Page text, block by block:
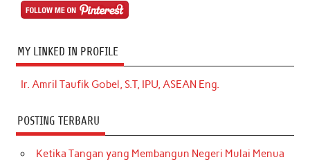
MY LINKED IN PROFILE
Ir. Amril Taufik Gobel, S.T, IPU, ASEAN Eng.
POSTING TERBARU
Ketika Tangan yang Membangun Negeri Mulai Menua